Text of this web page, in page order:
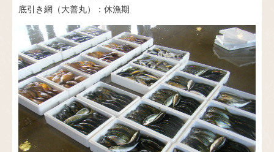
底引き網（大善丸）：休漁期